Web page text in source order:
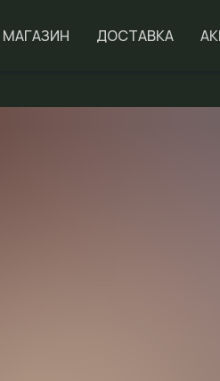
МАГАЗИН ДОСТАВКА